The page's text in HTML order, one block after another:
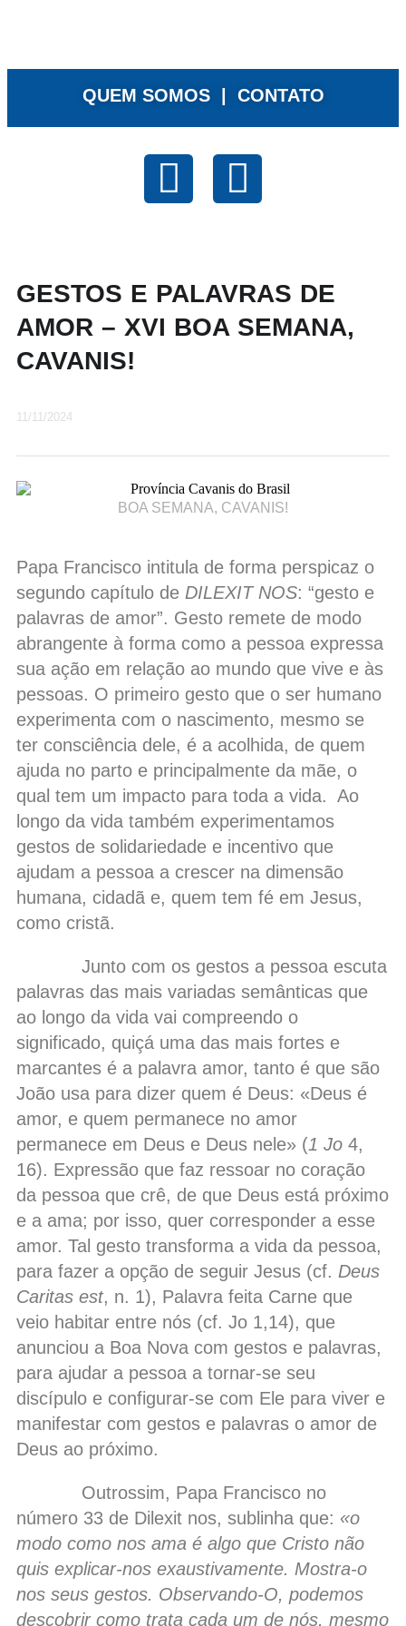
QUEM SOMOS | CONTATO
GESTOS E PALAVRAS DE
AMOR – XVI BOA SEMANA,
CAVANIS!
11/11/2024
BOA SEMANA, CAVANIS!
Papa Francisco intitula de forma perspicaz o
segundo capítulo de DILEXIT NOS: “gesto e
palavras de amor”. Gesto remete de modo
abrangente à forma como a pessoa expressa
sua ação em relação ao mundo que vive e às
pessoas. O primeiro gesto que o ser humano
experimenta com o nascimento, mesmo se
ter consciência dele, é a acolhida, de quem
ajuda no parto e principalmente da mãe, o
qual tem um impacto para toda a vida. Ao
longo da vida também experimentamos
gestos de solidariedade e incentivo que
ajudam a pessoa a crescer na dimensão
humana, cidadã e, quem tem fé em Jesus,
como cristã.
Junto com os gestos a pessoa escuta
palavras das mais variadas semânticas que
ao longo da vida vai compreendo o
significado, quiçá uma das mais fortes e
marcantes é a palavra amor, tanto é que são
João usa para dizer quem é Deus: «Deus é
amor, e quem permanece no amor
permanece em Deus e Deus nele» (1 Jo 4,
16). Expressão que faz ressoar no coração
da pessoa que crê, de que Deus está próximo
e a ama; por isso, quer corresponder a esse
amor. Tal gesto transforma a vida da pessoa,
para fazer a opção de seguir Jesus (cf. Deus
Caritas est, n. 1), Palavra feita Carne que
veio habitar entre nós (cf. Jo 1,14), que
anunciou a Boa Nova com gestos e palavras,
para ajudar a pessoa a tornar-se seu
discípulo e configurar-se com Ele para viver e
manifestar com gestos e palavras o amor de
Deus ao próximo.
Outrossim, Papa Francisco no
número 33 de Dilexit nos, sublinha que: «o
modo como nos ama é algo que Cristo não
quis explicar-nos exaustivamente. Mostra-o
nos seus gestos. Observando-O, podemos
descobrir como trata cada um de nós, mesmo